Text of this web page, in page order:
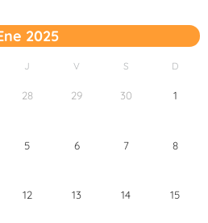
2025
J V S D
28 29 30 1
5 6 7 8
12 13 14 15